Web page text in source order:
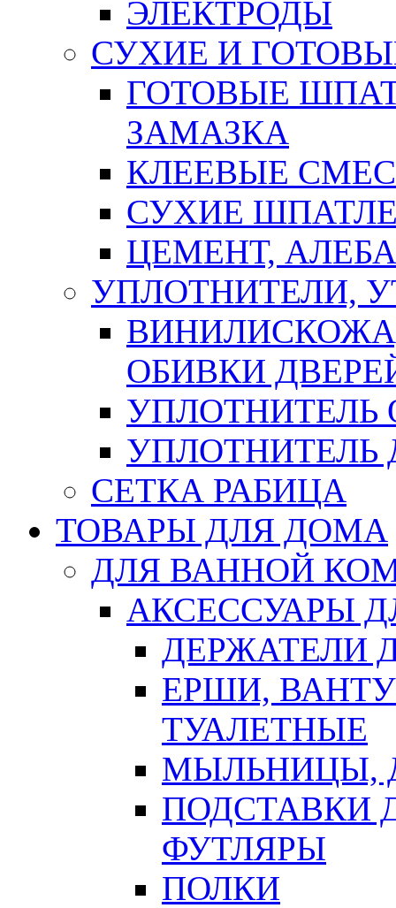
ЭЛЕКТРОДЫ
СУХИЕ И
ГОТОВЫЕ
ЗАМАЗКА
КЛЕЕВЫЕ
СУХИЕ
ЦЕМЕНТ,
УПЛОТНИТЕЛИ,
ОБИВКИ
УПЛОТНИТЕЛЬ
СЕТКА РАБИЦА
ТОВАРЫ ДЛЯ ДОМА
ДЛЯ ВАННОЙ
АКСЕССУАРЫ
ДЕРЖАТЕЛИ
ЕРШИ,
ТУАЛЕТНЫЕ
МЫЛЬНИЦЫ,
ПОДСТАВКИ
ФУТЛЯРЫ
ПОЛКИ